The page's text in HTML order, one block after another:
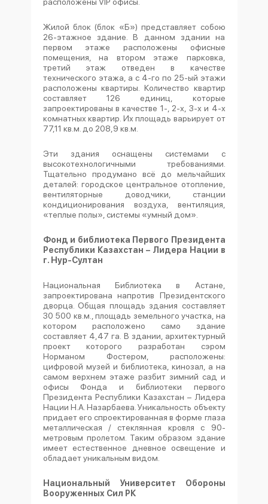
Жилой блок (блок «Б») представляет собою
26-этажное здание. В данном здании на
первом этаже расположены офисные
помещения, на втором этаже парковка,
третий этаж отведен в качестве
технического этажа, а с 4-го по 25-ый этажи
расположены квартиры. Количество квартир
составляет 126 единиц, которые
запроектированы в качестве 1-, 2-х, 3-х и 4-х
комнатных квартир. Их площадь варьирует от
77,11 кв.м. до 208,9 кв.м.
Эти здания оснащены системами с
высокотехнологичными требованиями.
Тщательно продумано всё до мельчайших
деталей: городское центральное отопление,
вентиляторные доводчики, станции
кондиционирования воздуха, вентиляция,
«теплые полы», системы «умный дом».
Фонд и библиотека Первого Президента
Республики Казахстан – Лидера Нации в
г. Нур-Султан
Национальная Библиотека в Астане,
запроектирована напротив Президентского
дворца. Общая площадь здания составляет
30 500 кв.м., площадь земельного участка, на
котором расположено само здание
составляет 4,47 га. В здании, архитектурный
проект которого разработан сэром
Норманом Фостером, расположены:
цифровой музей и библиотека, кинозал, а на
самом верхнем этаже разбит зимний сад и
офисы Фонда и библиотеки первого
Президента Республики Казахстан – Лидера
Нации Н.А. Назарбаева. Уникальность объекту
придает его спроектированная в форме глаза
металлическая / стеклянная кровля с 90-
метровым пролетом. Таким образом здание
имеет естественное дневное освещение и
обладает уникальным видом.
Национальный Университет Обороны
Вооруженных Сил РК